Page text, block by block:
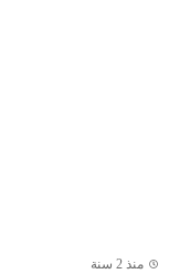
منذ 2 سنة